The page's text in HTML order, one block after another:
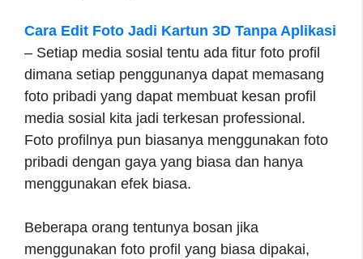
Cara Edit Foto Jadi Kartun 3D Tanpa Aplikasi
– Setiap media sosial tentu ada fitur foto profil
dimana setiap penggunanya dapat memasang
foto pribadi yang dapat membuat kesan profil
media sosial kita jadi terkesan professional.
Foto profilnya pun biasanya menggunakan foto
pribadi dengan gaya yang biasa dan hanya
menggunakan efek biasa.
Beberapa orang tentunya bosan jika
menggunakan foto profil yang biasa dipakai,